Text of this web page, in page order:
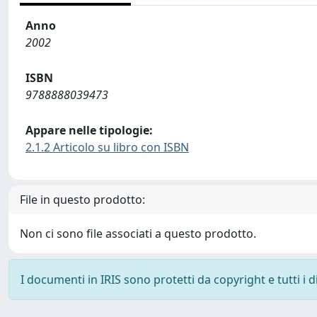
Anno
2002
ISBN
9788888039473
Appare nelle tipologie:
2.1.2 Articolo su libro con ISBN
File in questo prodotto:
Non ci sono file associati a questo prodotto.
I documenti in IRIS sono protetti da copyright e tutti i